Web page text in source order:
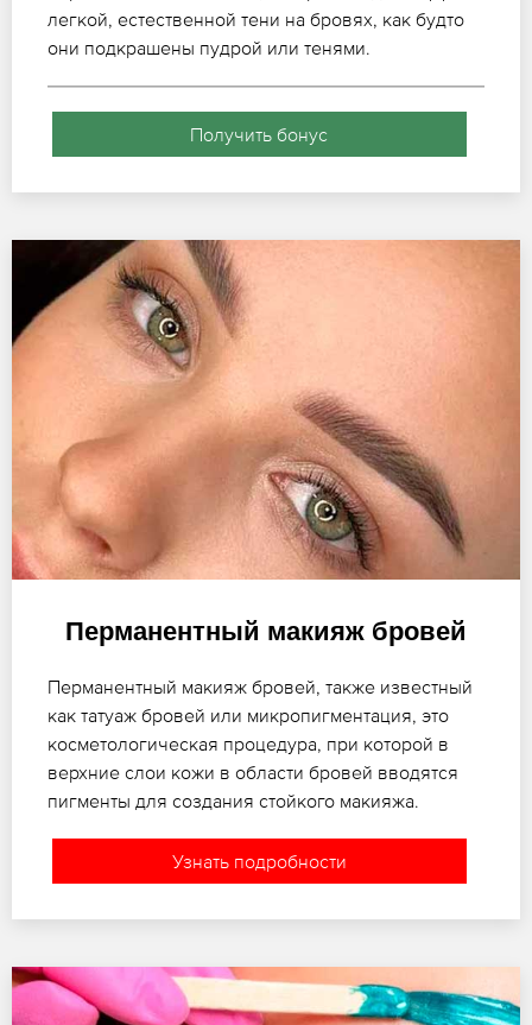
легкой, естественной тени на бровях, как будто
они подкрашены пудрой или тенями.
Получить бонус
Перманентный макияж бровей
Перманентный макияж бровей, также известный
как татуаж бровей или микропигментация, это
косметологическая процедура, при которой в
верхние слои кожи в области бровей вводятся
пигменты для создания стойкого макияжа.
Узнать подробности